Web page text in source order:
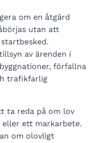
om en åtgärd
utan att
av ärenden i
förfallna
trafikfarlig
ta reda på om lov
eller ett markarbete.
om olovligt